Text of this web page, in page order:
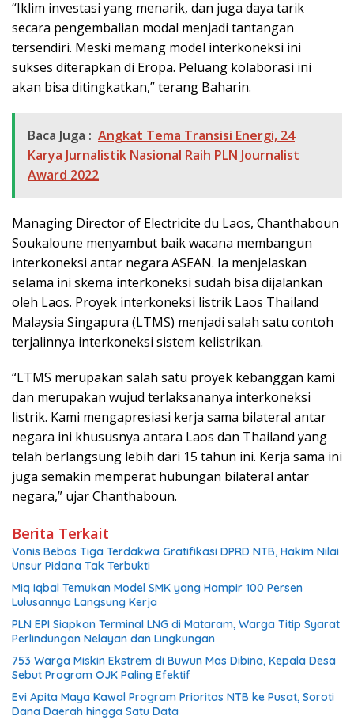
“Iklim investasi yang menarik, dan juga daya tarik
secara pengembalian modal menjadi tantangan
tersendiri. Meski memang model interkoneksi ini
sukses diterapkan di Eropa. Peluang kolaborasi ini
akan bisa ditingkatkan,” terang Baharin.
Baca Juga : Angkat Tema Transisi Energi, 24
Karya Jurnalistik Nasional Raih PLN Journalist
Award 2022
Managing Director of Electricite du Laos, Chanthaboun
Soukaloune menyambut baik wacana membangun
interkoneksi antar negara ASEAN. Ia menjelaskan
selama ini skema interkoneksi sudah bisa dijalankan
oleh Laos. Proyek interkoneksi listrik Laos Thailand
Malaysia Singapura (LTMS) menjadi salah satu contoh
terjalinnya interkoneksi sistem kelistrikan.
“LTMS merupakan salah satu proyek kebanggan kami
dan merupakan wujud terlaksananya interkoneksi
listrik. Kami mengapresiasi kerja sama bilateral antar
negara ini khususnya antara Laos dan Thailand yang
telah berlangsung lebih dari 15 tahun ini. Kerja sama ini
juga semakin memperat hubungan bilateral antar
negara,” ujar Chanthaboun.
Berita Terkait
Vonis Bebas Tiga Terdakwa Gratifikasi DPRD NTB, Hakim Nilai
Unsur Pidana Tak Terbukti
Miq Iqbal Temukan Model SMK yang Hampir 100 Persen
Lulusannya Langsung Kerja
PLN EPI Siapkan Terminal LNG di Mataram, Warga Titip Syarat
Perlindungan Nelayan dan Lingkungan
753 Warga Miskin Ekstrem di Buwun Mas Dibina, Kepala Desa
Sebut Program OJK Paling Efektif
Evi Apita Maya Kawal Program Prioritas NTB ke Pusat, Soroti
Dana Daerah hingga Satu Data